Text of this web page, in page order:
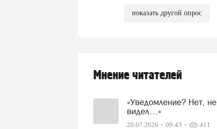
показать другой опрос
Мнение читателей
«Уведомление? Нет, не
видел…»
20.07.2026 09:43 411